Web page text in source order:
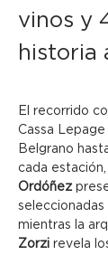
vinos y
historia
El recorrido
Cassa
Belgrano
cada
Ordóñez
mientras la
Zorzi revela